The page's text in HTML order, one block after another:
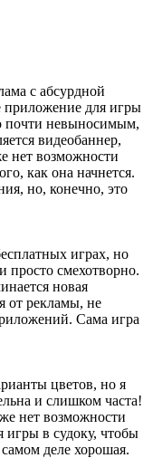
с абсурдной
приложение для игры
почти невыносимым,
видеобаннер,
нет возможности
как она начнется.
но, конечно, это
играх, но
просто смехотворно.
новая
от рекламы, не
Сама игра
цветов, но я
и слишком часта!
нет возможности
в судоку, чтобы
деле хорошая.